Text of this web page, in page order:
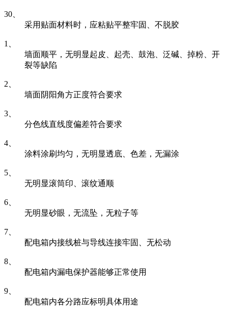
30、
采用贴面材料时，应粘贴平整牢固、不脱胶
1、
墙面顺平，无明显起皮、起壳、鼓泡、泛碱、掉粉、开
裂等缺陷
2、
墙面阴阳角方正度符合要求
3、
分色线直线度偏差符合要求
4、
涂料涂刷均匀，无明显透底、色差，无漏涂
5、
无明显滚筒印、滚纹通顺
6、
无明显砂眼，无流坠，无粒子等
7、
配电箱内接线桩与导线连接牢固、无松动
8、
配电箱内漏电保护器能够正常使用
9、
配电箱内各分路应标明具体用途